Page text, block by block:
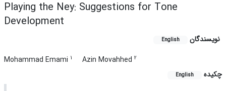
Playing the Ney: Suggestions for Tone
Development
نویسندگان English
Mohammad Emami 1 Azin Movahhed 2
چکیده English